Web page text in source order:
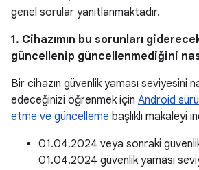
genel sorular yanıtlanmaktadır.
1. Cihazımın bu sorunları
güncellenip güncellenmediğini
Bir cihazın güvenlik yaması seviyesini
edeceğinizi öğrenmek için Android
etme ve güncelleme başlıklı makaleyi
01.04.2024 veya sonraki
01.04.2024 güvenlik yaması